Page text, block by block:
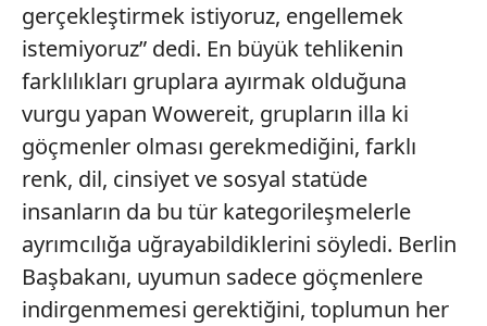
gerçekleştirmek istiyoruz, engellemek
istemiyoruz” dedi. En büyük tehlikenin
farklılıkları gruplara ayırmak olduğuna
vurgu yapan Wowereit, grupların illa ki
göçmenler olması gerekmediğini, farklı
renk, dil, cinsiyet ve sosyal statüde
insanların da bu tür kategorileşmelerle
ayrımcılığa uğrayabildiklerini söyledi. Berlin
Başbakanı, uyumun sadece göçmenlere
indirgenmemesi gerektiğini, toplumun her